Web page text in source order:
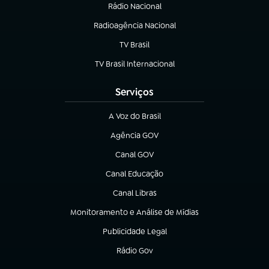
Rádio Nacional
(abre em nova aba)
Radioagência Nacional
(abre em nova aba)
TV Brasil
(abre em nova aba)
TV Brasil Internacional
(abre em nova aba)
Serviços
A Voz do Brasil
(abre em nova aba)
Agência GOV
(abre em nova aba)
Canal GOV
(abre em nova aba)
Canal Educação
(abre em nova aba)
Canal Libras
(abre em nova aba)
Monitoramento e Análise de Mídias
(abre em nova aba)
Publicidade Legal
(abre em nova aba)
Rádio Gov
(abre em nova aba)